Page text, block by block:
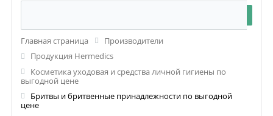
Главная страница
Производители
Продукция Hermedics
Косметика уходовая и средства личной гигиены по
выгодной цене
Бритвы и бритвенные принадлежности по выгодной
цене